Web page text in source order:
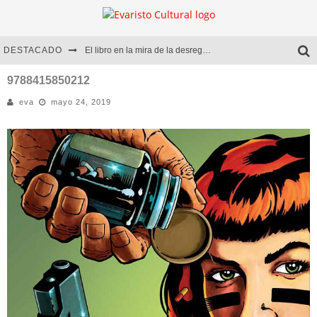
DESTACADO El libro en la mira de la desregulación
Marcelo Rubio | El llovedor
Diego Meret | Hotel Acapulco
Alejandra Correa | La nieve
9788415850212
eva mayo 24, 2019